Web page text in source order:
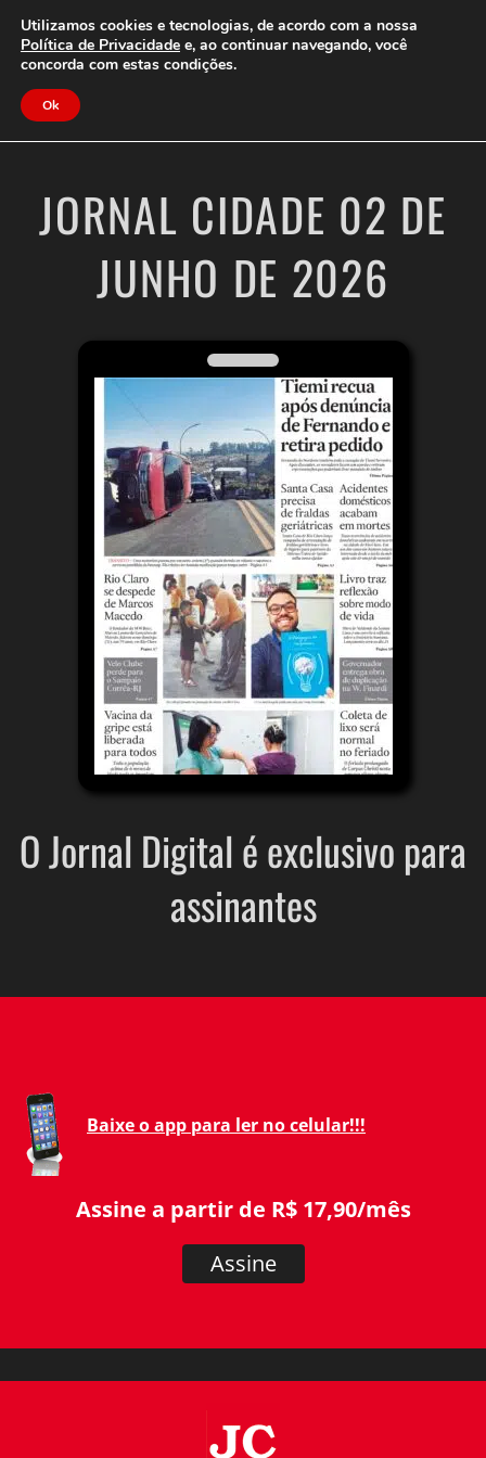
Clube do Assinante Área do Assinante
JORNAL CIDADE 02 DE
JUNHO DE 2026
O Jornal Digital é exclusivo para
assinantes
Baixe o app para ler no celular!!!
Assine a partir de R$ 17,90/mês
Assine
Utilizamos cookies e tecnologias, de acordo com a nossa
Política de Privacidade e, ao continuar navegando, você
concorda com estas condições.
Ok